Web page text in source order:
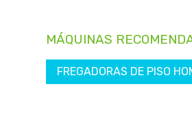
MÁQUINAS
FREGADORAS DE PISO